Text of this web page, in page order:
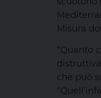
Misura
“Quanto
che può